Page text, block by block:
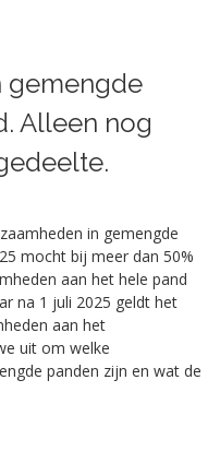
gemengde
Alleen nog
in gemengde
mocht bij meer dan 50%
aan het hele pand
na 1 juli 2025 geldt het
aan het
uit om welke
panden zijn en wat de